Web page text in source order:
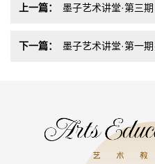
上一篇： 墨子艺术讲堂·第三
下一篇： 墨子艺术讲堂·第一